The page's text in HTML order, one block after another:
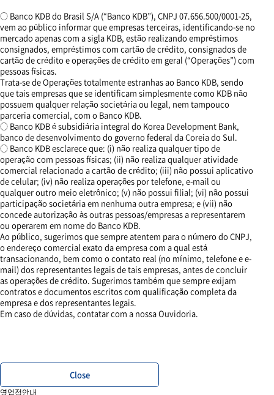
○ Banco KDB do Brasil S/A (“Banco KDB”), CNPJ 07.656.500/0001-25,
vem ao público informar que empresas terceiras, identificando-se no
mercado apenas com a sigla KDB, estão realizando empréstimos
consignados, empréstimos com cartão de crédito, consignados de
cartão de crédito e operações de crédito em geral (“Operações”) com
pessoas físicas.
Trata-se de Operações totalmente estranhas ao Banco KDB, sendo
que tais empresas que se identificam simplesmente como KDB não
possuem qualquer relação societária ou legal, nem tampouco
parceria comercial, com o Banco KDB.
○ Banco KDB é subsidiária integral do Korea Development Bank,
banco de desenvolvimento do governo federal da Coreia do Sul.
○ Banco KDB esclarece que: (i) não realiza qualquer tipo de
operação com pessoas físicas; (ii) não realiza qualquer atividade
comercial relacionado a cartão de crédito; (iii) não possui aplicativo
de celular; (iv) não realiza operações por telefone, e-mail ou
qualquer outro meio eletrônico; (v) não possui filial; (vi) não possui
participação societária em nenhuma outra empresa; e (vii) não
concede autorização às outras pessoas/empresas a representarem
ou operarem em nome do Banco KDB.
Ao público, sugerimos que sempre atentem para o número do CNPJ,
o endereço comercial exato da empresa com a qual está
transacionando, bem como o contato real (no mínimo, telefone e e-
mail) dos representantes legais de tais empresas, antes de concluir
as operações de crédito. Sugerimos também que sempre exijam
contratos e documentos escritos com qualificação completa da
empresa e dos representantes legais.
Em caso de dúvidas, contatar com a nossa Ouvidoria.
Close
영업점안내